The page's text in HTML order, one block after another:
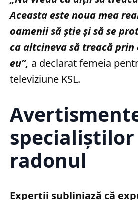
Aceasta este noua mea
oamenii să știe și să se
ca altcineva să treacă prin
eu”, a declarat femeia
televiziune KSL.
radonul
Experții subliniază că